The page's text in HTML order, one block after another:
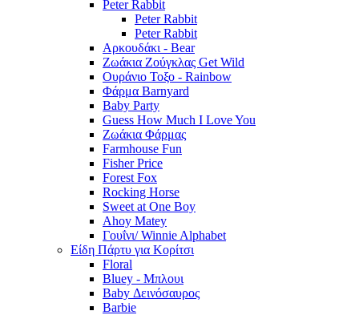
Peter Rabbit
Peter Rabbit
Peter Rabbit
Αρκουδάκι - Bear
Ζωάκια Ζούγκλας Get Wild
Ουράνιο Τοξο - Rainbow
Φάρμα Barnyard
Baby Party
Guess How Much I Love You
Ζωάκια Φάρμας
Farmhouse Fun
Fisher Price
Forest Fox
Rocking Horse
Sweet at One Boy
Ahoy Matey
Γουΐνι/ Winnie Alphabet
Είδη Πάρτυ για Κορίτσι
Floral
Bluey - Μπλουι
Baby Δεινόσαυρος
Barbie